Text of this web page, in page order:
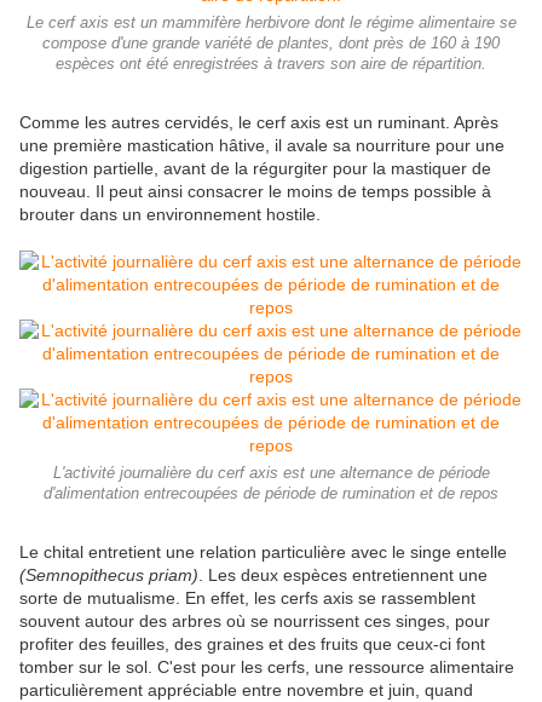
Le cerf axis est un mammifère herbivore dont le régime alimentaire se
compose d'une grande variété de plantes, dont près de 160 à 190
espèces ont été enregistrées à travers son aire de répartition.
Comme les autres cervidés, le cerf axis est un ruminant. Après
une première mastication hâtive, il avale sa nourriture pour une
digestion partielle, avant de la régurgiter pour la mastiquer de
nouveau. Il peut ainsi consacrer le moins de temps possible à
brouter dans un environnement hostile.
L'activité journalière du cerf axis est une alternance de période
d'alimentation entrecoupées de période de rumination et de repos
Le chital entretient une relation particulière avec le singe entelle
(Semnopithecus priam) . Les deux espèces entretiennent une
sorte de mutualisme. En effet, les cerfs axis se rassemblent
souvent autour des arbres où se nourrissent ces singes, pour
profiter des feuilles, des graines et des fruits que ceux-ci font
tomber sur le sol. C'est pour les cerfs, une ressource alimentaire
particulièrement appréciable entre novembre et juin, quand